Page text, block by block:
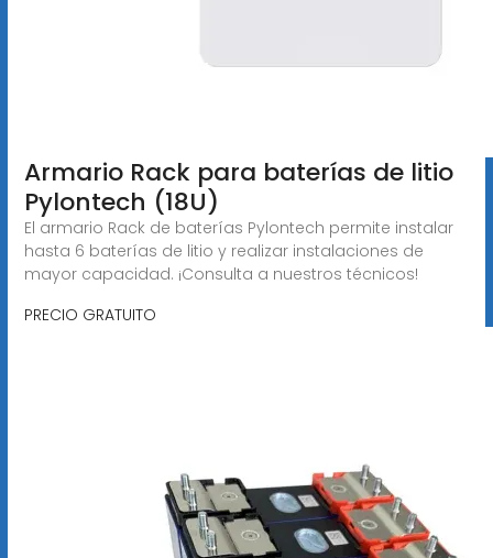
Armario Rack para baterías de litio
Pylontech (18U)
El armario Rack de baterías Pylontech permite instalar
hasta 6 baterías de litio y realizar instalaciones de
mayor capacidad. ¡Consulta a nuestros técnicos!
PRECIO GRATUITO